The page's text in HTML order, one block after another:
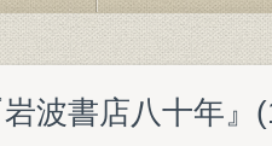
波書店八十年』